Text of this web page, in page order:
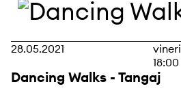
28.05.2021
vineri
18:00
Dancing Walks - Tangaj